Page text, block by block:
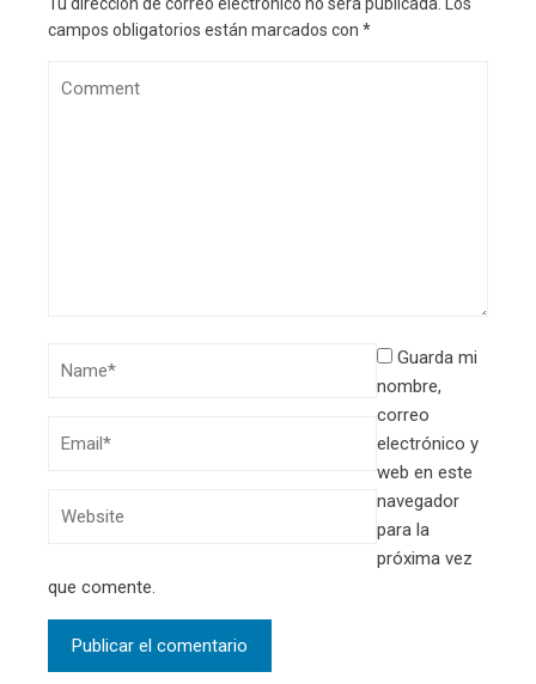
campos obligatorios están marcados con *
Guarda mi
nombre,
correo
electrónico y
web en este
navegador
para la
próxima vez
que comente.